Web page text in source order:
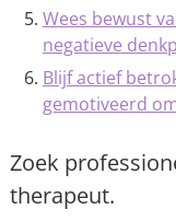
Wees bewust
negatieve
Blijf actief
gemotiveerd
Zoek
therapeut.